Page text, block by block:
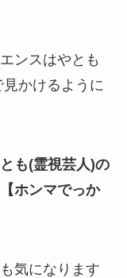
ンスはやとも
かけるように
も(霊視芸人)の
ホンマでっか
気になります